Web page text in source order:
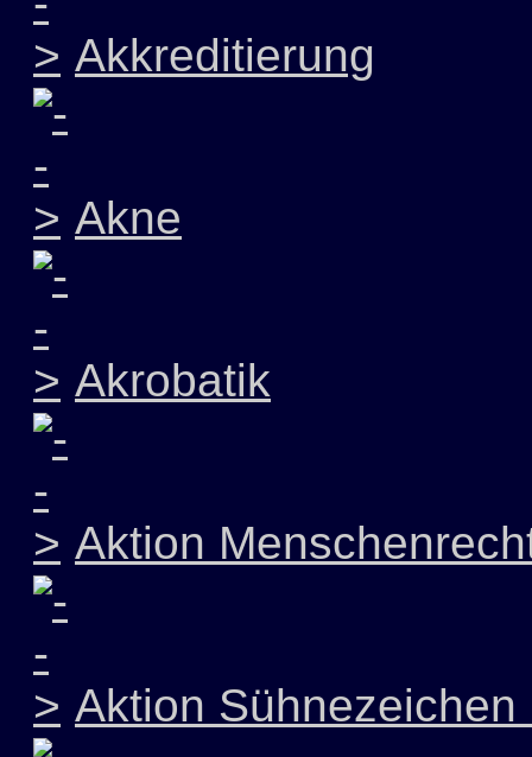
Akkreditierung
Akne
Akrobatik
Aktion
Aktion